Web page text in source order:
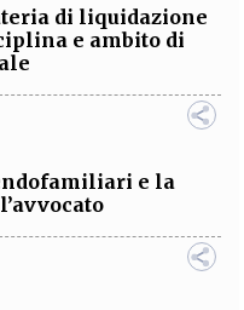
di liquidazione
e ambito di
e la